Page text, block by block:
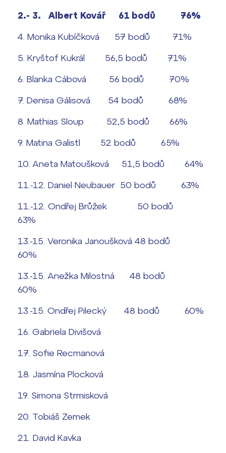
2.- 3. Albert Kovář 61 bodů 76%
4. Monika Kubíčková 57 bodů 71%
5. Kryštof Kukrál 56,5 bodů 71%
6. Blanka Cábová 56 bodů 70%
7. Denisa Gálisová 54 bodů 68%
8. Mathias Sloup 52,5 bodů 66%
9. Matina Galistl 52 bodů 65%
10. Aneta Matoušková 51,5 bodů 64%
11.-12. Daniel Neubauer 50 bodů 63%
11.-12. Ondřej Brůžek 50 bodů
63%
13.-15. Veronika Janoušková 48 bodů
60%
13.-15. Anežka Milostná 48 bodů
60%
13.-15. Ondřej Pilecký 48 bodů 60%
16. Gabriela Divišová
17. Sofie Recmanová
18. Jasmína Plocková
19. Simona Strmisková
20. Tobiáš Zemek
21. David Kavka